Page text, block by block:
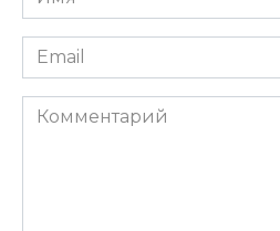
*
Email
*
Комментарий